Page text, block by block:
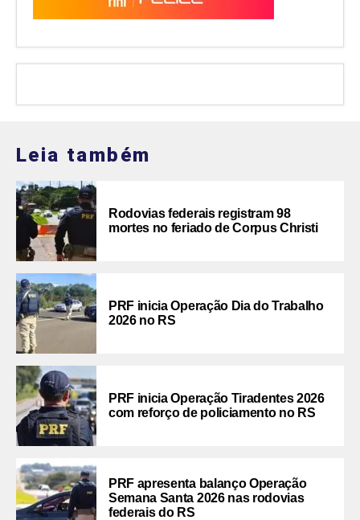
Leia também
Rodovias federais registram 98
mortes no feriado de Corpus Christi
PRF inicia Operação Dia do Trabalho
2026 no RS
PRF inicia Operação Tiradentes 2026
com reforço de policiamento no RS
PRF apresenta balanço Operação
Semana Santa 2026 nas rodovias
federais do RS